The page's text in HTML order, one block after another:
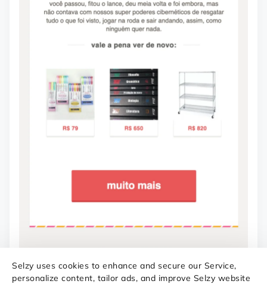
Selzy uses cookies to enhance and secure our Service,
personalize content, tailor ads, and improve Selzy website